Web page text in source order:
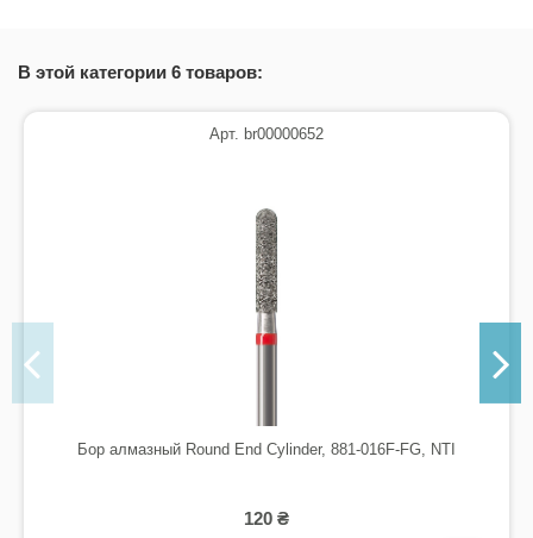
В этой категории 6 товаров:
Арт. br00000652
Бор алмазный Round End Cylinder, 881-016F-FG, NTI
120 ₴